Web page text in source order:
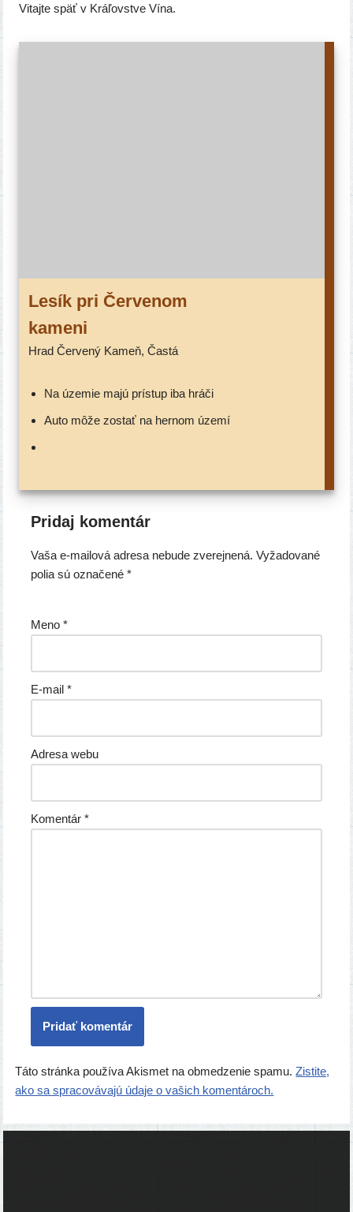
Vitajte späť v Kráľovstve Vína.
Lesík pri Červenom
kameni
Hrad Červený Kameň, Častá
na úze­mie majú prí­stup iba hráči
auto môže zostať na her­nom území
Pridaj komentár
Vaša e-mailová adresa nebude zverejnená. Vyžadované
polia sú označené*
Meno*
E-mail*
Adresa webu
Komentár*
Táto stránka používa Akismet na obmedzenie spamu.Zistite,
ako sa spracovávajú údaje o vašich komentároch.